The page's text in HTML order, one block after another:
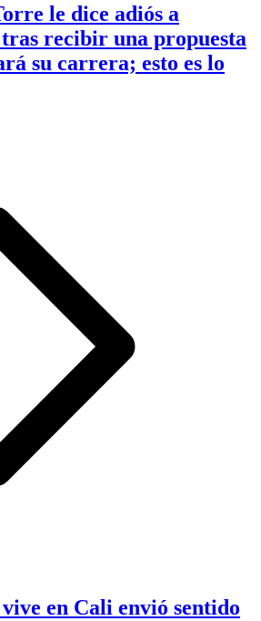
le dice adiós a
recibir una propuesta
su carrera; esto es lo
en Cali envió sentido